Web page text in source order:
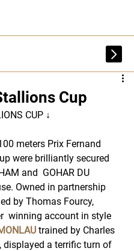
Cup
CUP ↓
meters Prix Fernand
were brilliantly secured
and  GOHAR DU
Owned in partnership
by Thomas Fourcy,
winning account in style
trained by Charles
displayed a terrific turn of